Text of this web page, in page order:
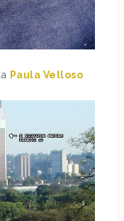
Paula Velloso